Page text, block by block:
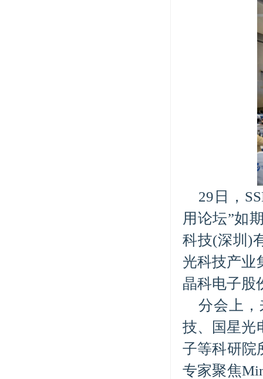
29日，
用论坛”如
科技(深圳)
光科技产业
晶科电子股
分会上
技、国星光
子等科研院
专家聚焦